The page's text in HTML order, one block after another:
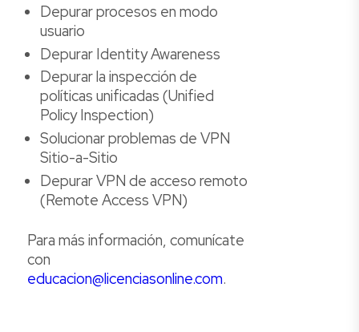
Depurar procesos en modo
usuario
Depurar Identity Awareness
Depurar la inspección de
políticas unificadas (Unified
Policy Inspection)
Solucionar problemas de VPN
Sitio-a-Sitio
Depurar VPN de acceso remoto
(Remote Access VPN)
Para más información, comunícate
con
educacion@licenciasonline.com.